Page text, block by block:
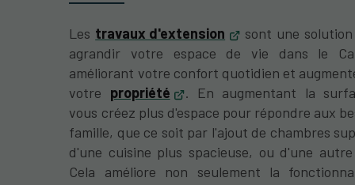
Les travaux d'extension
sont une
agrandir votre espace de vie dans le
améliorant votre confort quotidien et
votre propriété
. En augmentant la
vous créez plus d'espace pour répondre aux
famille, que ce soit par l'ajout de chambres
d'une cuisine plus spacieuse, ou d'une
Cela améliore non seulement la